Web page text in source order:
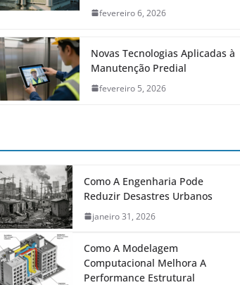
fevereiro 6, 2026
Novas Tecnologias Aplicadas à
Manutenção Predial
fevereiro 5, 2026
Como A Engenharia Pode
Reduzir Desastres Urbanos
janeiro 31, 2026
Como A Modelagem
Computacional Melhora A
Performance Estrutural